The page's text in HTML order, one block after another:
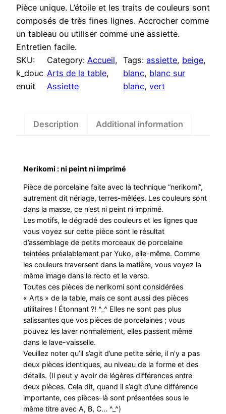
Pièce unique. L’étoile et les traits de couleurs sont
composés de très fines lignes. Accrocher comme
un tableau ou utiliser comme une assiette.
Entretien facile.
SKU:
k_douc
enuit
Category: Accueil
Arts de la table
Assiette
Tags:assiette, beige
blanc, blanc sur
blanc, vert
Description Additional information
Nerikomi : ni peint ni imprimé
Pièce de porcelaine faite avec la technique “nerikomi”,
autrement dit nériage, terres-mêlées. Les couleurs sont
dans la masse, ce n’est ni peint ni imprimé.
Les motifs, le dégradé des couleurs et les lignes que
vous voyez sur cette pièce sont le résultat
d’assemblage de petits morceaux de porcelaine
teintées préalablement par Yuko, elle-même. Comme
les couleurs traversent dans la matière, vous voyez la
même image dans le recto et le verso.
Toutes ces pièces de nerikomi sont considérées
« Arts » de la table, mais ce sont aussi des pièces
utilitaires ! Étonnant ?! ^_^ Elles ne sont pas plus
salissantes que vos pièces de porcelaines ; vous
pouvez les laver normalement, elles passent même
dans le lave-vaisselle.
Veuillez noter qu’il s’agit d’une petite série, il n’y a pas
deux pièces identiques, au niveau de la forme et des
détails. (Il peut y avoir de légères différences entre
deux pièces. Cela dit, quand il s’agit d’une différence
importante, ces pièces-là sont présentées sous le
même titre avec A, B, C… ^_^)